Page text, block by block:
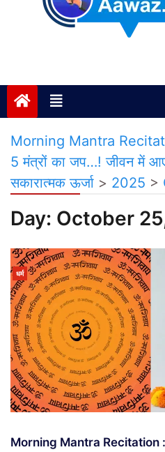
Morning Mantra
5 मंत्रों का जप…! जीवन में
सकारात्मक ऊर्जा > 2025 >
Day: October
धर्म
Morning Mantra Recitation :